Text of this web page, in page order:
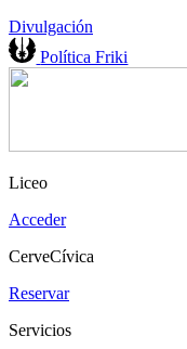
Divulgación
Política Friki
Liceo
Acceder
CerveCívica
Reservar
Servicios